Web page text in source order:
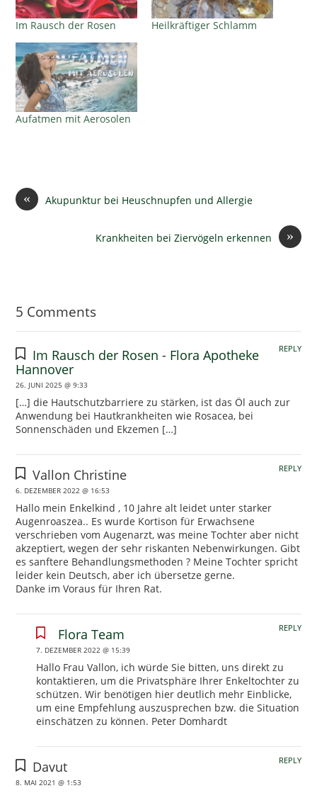
Im Rausch der Rosen Heilkräftiger Schlamm
Aufatmen mit Aerosolen
« Akupunktur bei Heuschnupfen und Allergie
»
Krankheiten bei Ziervögeln erkennen
5 Comments
Im Rausch der Rosen - Flora Apotheke
Hannover
26. JUNI 2025 @ 9:33
[…] die Hautschutzbarriere zu stärken, ist das Öl auch zur
Anwendung bei Hautkrankheiten wie Rosacea, bei
Sonnenschäden und Ekzemen […]
REPLY
Vallon Christine
6. DEZEMBER 2022 @ 16:53
Hallo mein Enkelkind , 10 Jahre alt leidet unter starker
Augenroaszea.. Es wurde Kortison für Erwachsene
verschrieben vom Augenarzt, was meine Tochter aber nicht
akzeptiert, wegen der sehr riskanten Nebenwirkungen. Gibt
es sanftere Behandlungsmethoden ? Meine Tochter spricht
leider kein Deutsch, aber ich übersetze gerne.
Danke im Voraus für Ihren Rat.
REPLY
Flora Team
7. DEZEMBER 2022 @ 15:39
Hallo Frau Vallon, ich würde Sie bitten, uns direkt zu
kontaktieren, um die Privatsphäre Ihrer Enkeltochter zu
schützen. Wir benötigen hier deutlich mehr Einblicke,
um eine Empfehlung auszusprechen bzw. die Situation
einschätzen zu können. Peter Domhardt
REPLY
Davut
8. MAI 2021 @ 1:53
REPLY